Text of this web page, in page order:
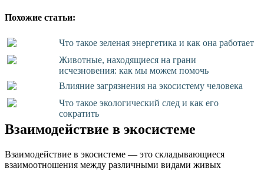
Похожие статьи:
Что такое зеленая энергетика и как она работает
Животные, находящиеся на грани
исчезновения: как мы можем помочь
Влияние загрязнения на экосистему человека
Что такое экологический след и как его
сократить
Взаимодействие в экосистеме
Взаимодействие в экосистеме — это складывающиеся
взаимоотношения между различными видами живых